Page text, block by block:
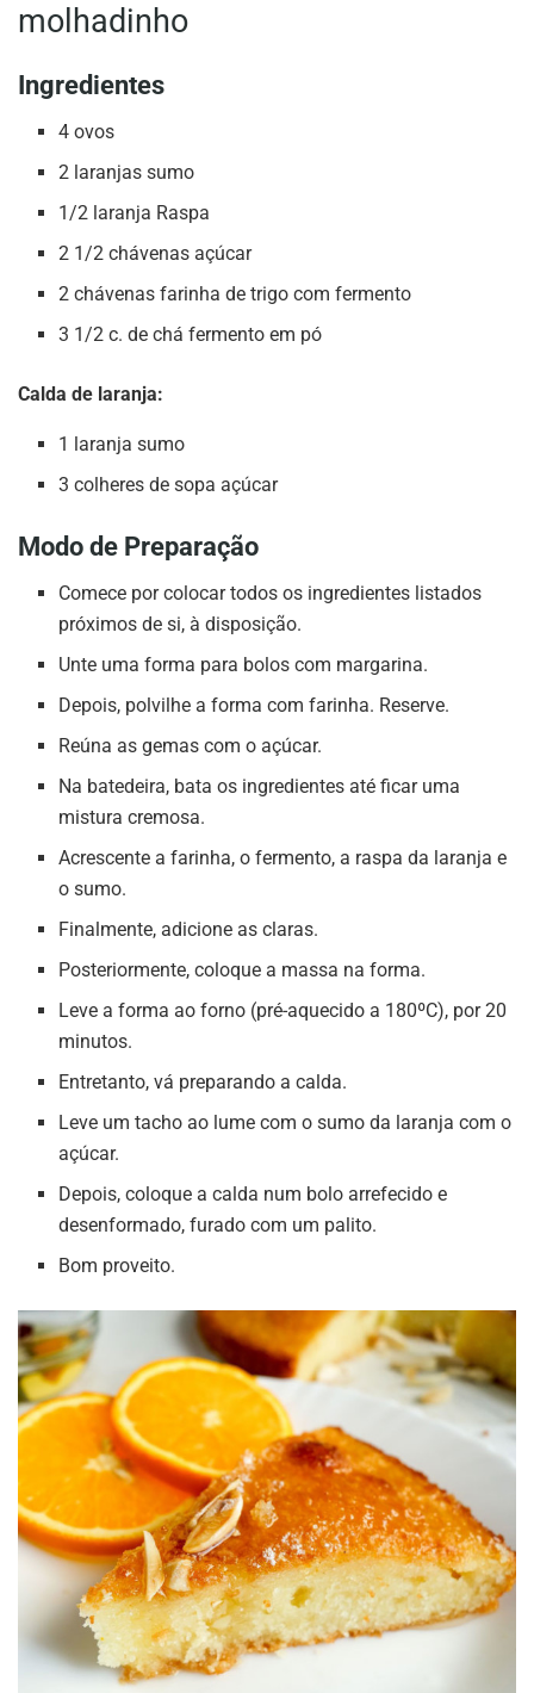
molhadinho
Ingredientes
4 ovos
2 laranjas sumo
1/2 laranja Raspa
2 1/2 chávenas açúcar
2 chávenas farinha de trigo com fermento
3 1/2 c. de chá fermento em pó
Calda de laranja:
1 laranja sumo
3 colheres de sopa açúcar
Modo de Preparação
Comece por colocar todos os ingredientes listados
próximos de si, à disposição.
Unte uma forma para bolos com margarina.
Depois, polvilhe a forma com farinha. Reserve.
Reúna as gemas com o açúcar.
Na batedeira, bata os ingredientes até ficar uma
mistura cremosa.
Acrescente a farinha, o fermento, a raspa da laranja e
o sumo.
Finalmente, adicione as claras.
Posteriormente, coloque a massa na forma.
Leve a forma ao forno (pré-aquecido a 180ºC), por 20
minutos.
Entretanto, vá preparando a calda.
Leve um tacho ao lume com o sumo da laranja com o
açúcar.
Depois, coloque a calda num bolo arrefecido e
desenformado, furado com um palito.
Bom proveito.